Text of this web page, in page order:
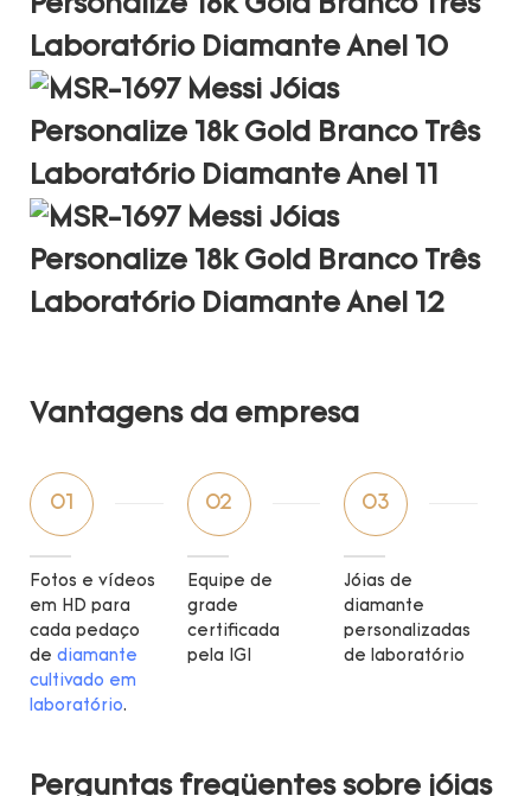
Vantagens da empresa
01
Fotos e vídeos
em HD para
cada pedaço
de diamante
cultivado em
laboratório.
02
Equipe de
grade
certificada
pela IGI
03
Jóias de
diamante
personalizadas
de laboratório
Perguntas freqüentes sobre jóias